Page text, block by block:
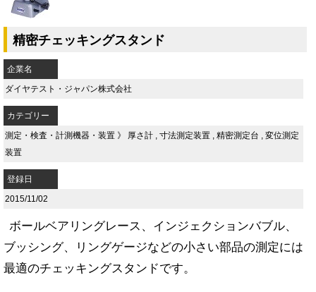
精密チェッキングスタンド
企業名
ダイヤテスト・ジャパン株式会社
カテゴリー
測定・検査・計測機器・装置 》 厚さ計 , 寸法測定装置 , 精密測定台 , 変位測定
装置
登録日
2015/11/02
ボールベアリングレース、インジェクションバブル、
ブッシング、リングゲージなどの小さい部品の測定には
最適のチェッキングスタンドです。